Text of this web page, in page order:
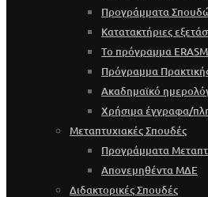
Προγράμματα
Κατατακτήριες
Το πρόγραμμα
Πρόγραμμα
Ακαδημαϊκό
Χρήσιμα έγγραφα/
Μεταπτυχιακές Σπουδές
Προγράμματα
Απονεμηθέντα ΜΔΕ
Διδακτορικές Σπουδές